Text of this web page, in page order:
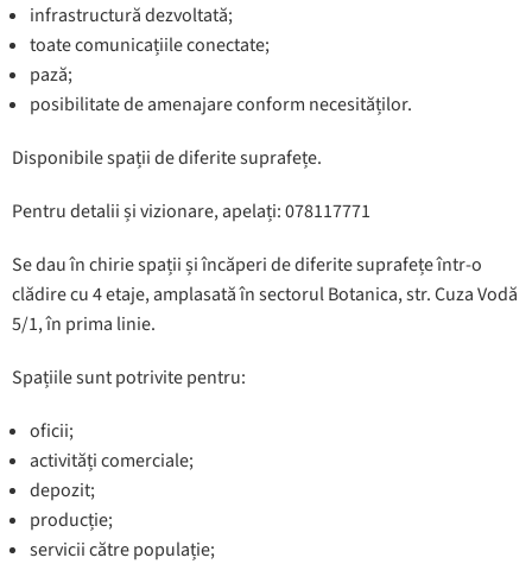
infrastructură dezvoltată;
toate comunicațiile conectate;
pază;
posibilitate de amenajare conform necesităților.
Disponibile spații de diferite suprafețe.
Pentru detalii și vizionare, apelați: 078117771
Se dau în chirie spații și încăperi de diferite suprafețe într-o
clădire cu 4 etaje, amplasată în sectorul Botanica, str. Cuza Vodă
5/1, în prima linie.
Spațiile sunt potrivite pentru:
oficii;
activități comerciale;
depozit;
producție;
servicii către populație;